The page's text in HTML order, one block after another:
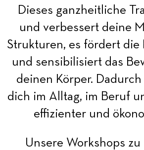
Dieses ganzheitliche
und verbessert deine
Strukturen, es fördert die
und sensibilisiert das
deinen Körper.
dich im Alltag, im Beruf
effizienter und
Unsere Workshops